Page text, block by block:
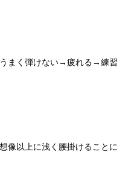
まく弾けない→疲れる→練習
像以上に浅く腰掛けることに